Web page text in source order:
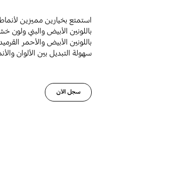
باللونين الأبيض والأحمر
سهولة التبديل بين الألوان
سجل الآن